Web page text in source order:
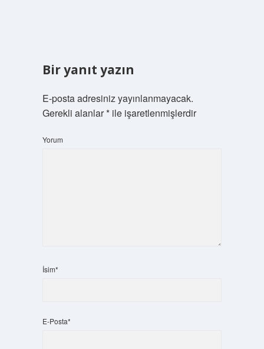
Bir yanıt yazın
E-posta adresiniz yayınlanmayacak.
Gerekli alanlar*ile işaretlenmişlerdir
Yorum
İsim*
E-Posta*